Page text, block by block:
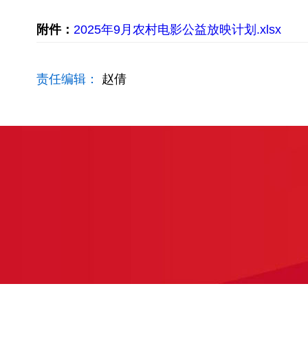
附件： 2025年9月农村电影公益放映计划.xlsx
责任编辑： 赵倩